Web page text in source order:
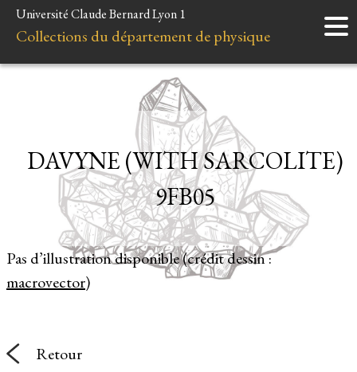
Accueil
Instruments
Liens et ressources
Université Claude Bernard Lyon 1
Collections du département de physique
Pas d’illustration disponible (crédit dessin :
macrovector)
DAVYNE (WITH SARCOLITE)
9FB05
Retour